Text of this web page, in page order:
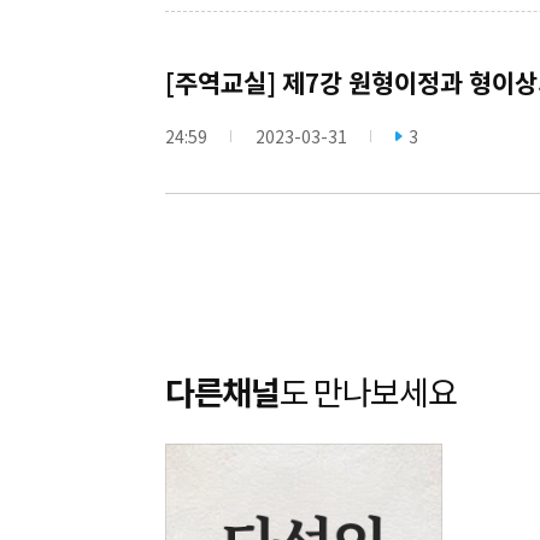
[주역교실] 제7강 원형이정과 형이
24:59 2023-03-31 3
다른채널도 만나보세요